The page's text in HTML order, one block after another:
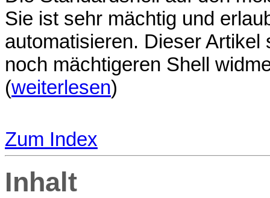
Sie ist sehr mächtig und
automatisieren. Dieser
noch mächtigeren Shell
(weiterlesen)
Zum Index
Inhalt